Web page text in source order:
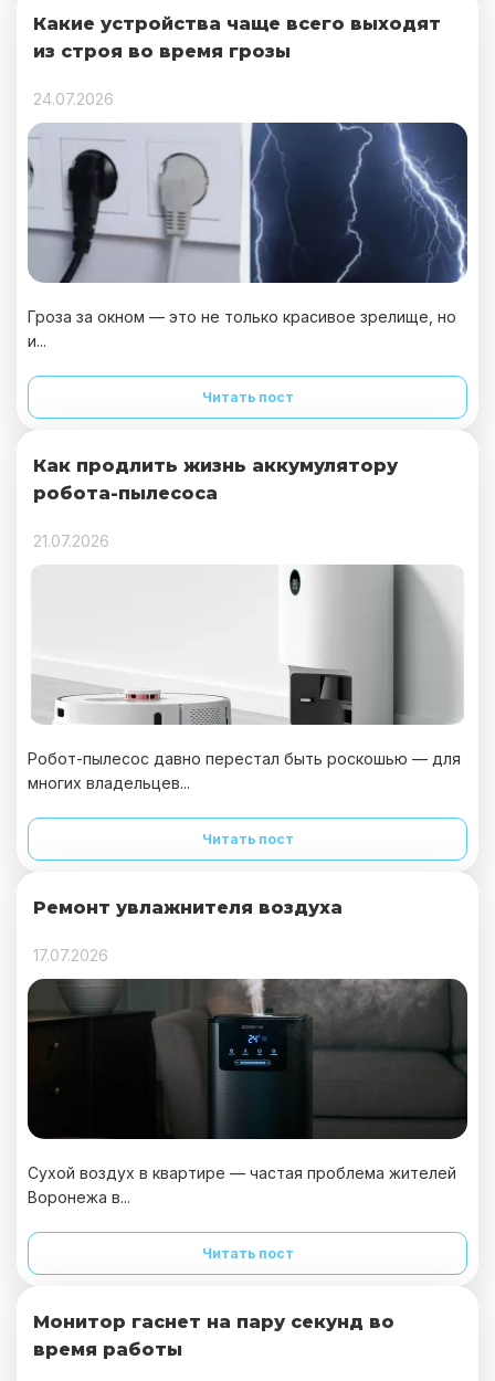
Какие устройства чаще всего выходят
из строя во время грозы
24.07.2026
Гроза за окном — это не только красивое зрелище, но
и...
Читать пост
Как продлить жизнь аккумулятору
робота-пылесоса
21.07.2026
Робот-пылесос давно перестал быть роскошью — для
многих владельцев...
Читать пост
Ремонт увлажнителя воздуха
17.07.2026
Сухой воздух в квартире — частая проблема жителей
Воронежа в...
Читать пост
Монитор гаснет на пару секунд во
время работы